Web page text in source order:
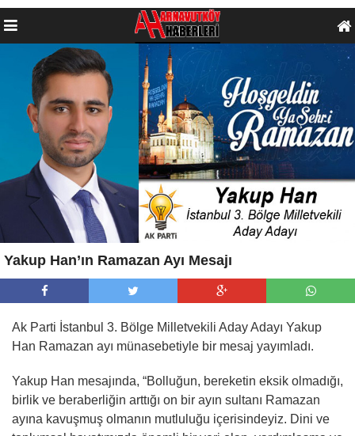
Yakup Han’ın Ramazan Ayı Mesajı
Ak Parti İstanbul 3. Bölge Milletvekili Aday Adayı Yakup
Han Ramazan ayı münasebetiyle bir mesaj yayımladı.
Yakup Han mesajında, “Bolluğun, bereketin eksik olmadığı,
birlik ve beraberliğin arttığı on bir ayın sultanı Ramazan
ayına kavuşmuş olmanın mutluluğu içerisindeyiz. Dini ve